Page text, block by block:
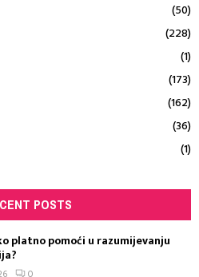
(50)
(228)
(1)
(173)
(162)
(36)
(1)
POSTS
platno pomoći u razumijevanju